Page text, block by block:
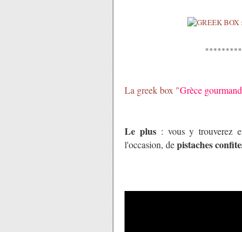
La greek box "Grèce
Le plus : vous y trouverez
l'occasion, depistaches